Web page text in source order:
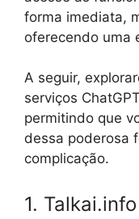
forma imediata,
oferecendo uma
A seguir,
serviços
permitindo que
dessa poderosa
complicação.
1. Talkai.info